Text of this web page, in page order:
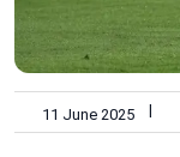
11 June 2025 |